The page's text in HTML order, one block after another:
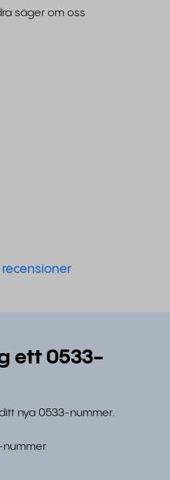
säger om oss
recensioner
ett 0533-
nya 0533-nummer.
nummer